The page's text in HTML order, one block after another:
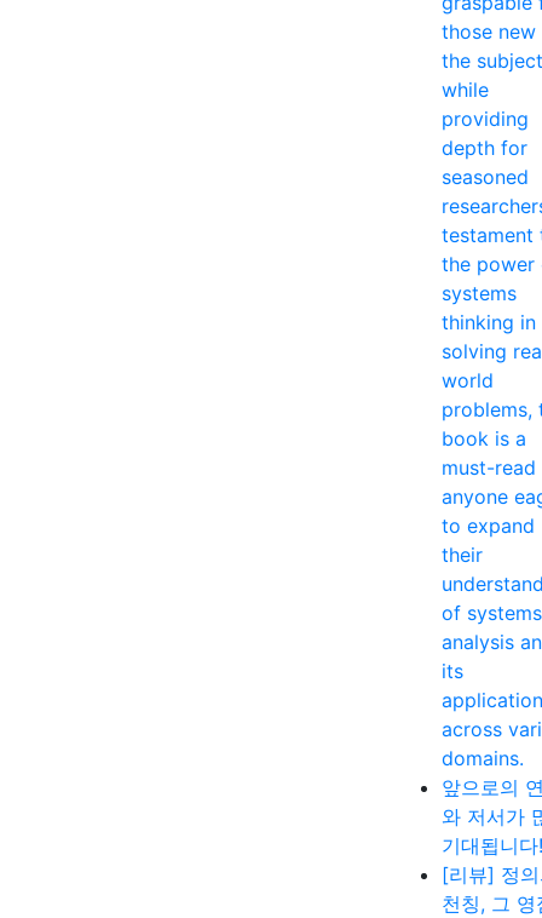
those
the subject
while
providing
depth for
seasoned
testament
the power
systems
thinking in
solving
world
problems,
book is a
must-
anyone
to expand
their
of systems
analysis
its
across
domains.
앞으로의
와 저서가
기대됩니다!
[리뷰] 정
천칭, 그 영